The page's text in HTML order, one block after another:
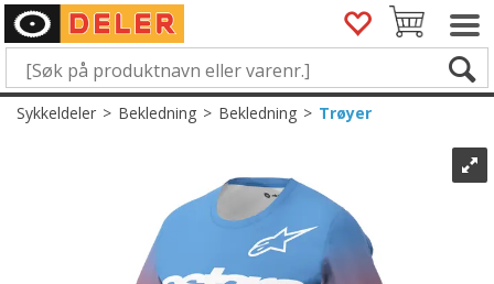
Sykkeldeler>Bekledning>Bekledning>Trøyer